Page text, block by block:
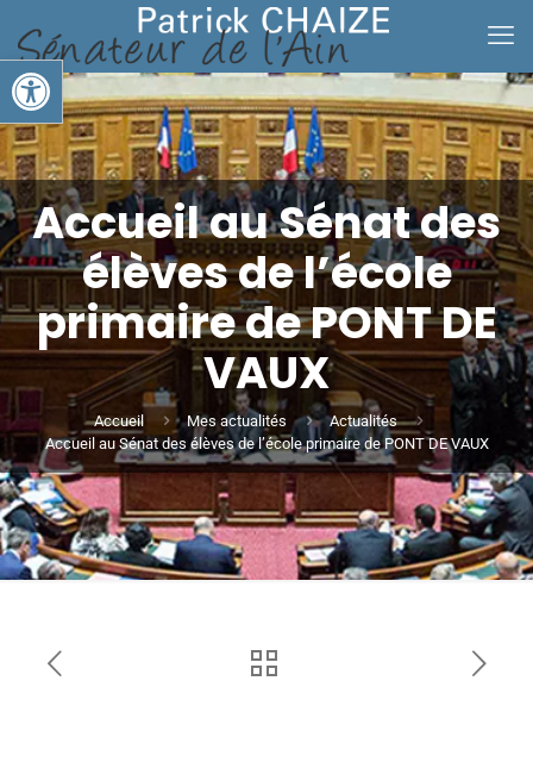
Ouvrir la barre d’outils
Accueil au Sénat des
élèves de l’école
primaire de PONT DE
VAUX
Accueil Mes actualités
Actualités
Accueil au Sénat des élèves de l’école primaire de PONT DE VAUX